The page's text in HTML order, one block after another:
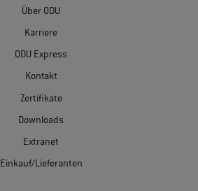
Über ODU
Karriere
ODU Express
Kontakt
Zertifikate
Downloads
Extranet
Einkauf/Lieferanten